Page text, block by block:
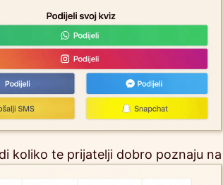
koliko te prijatelji dobro poznaju